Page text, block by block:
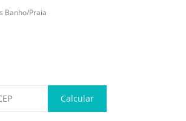
Banho/Praia
Calcular